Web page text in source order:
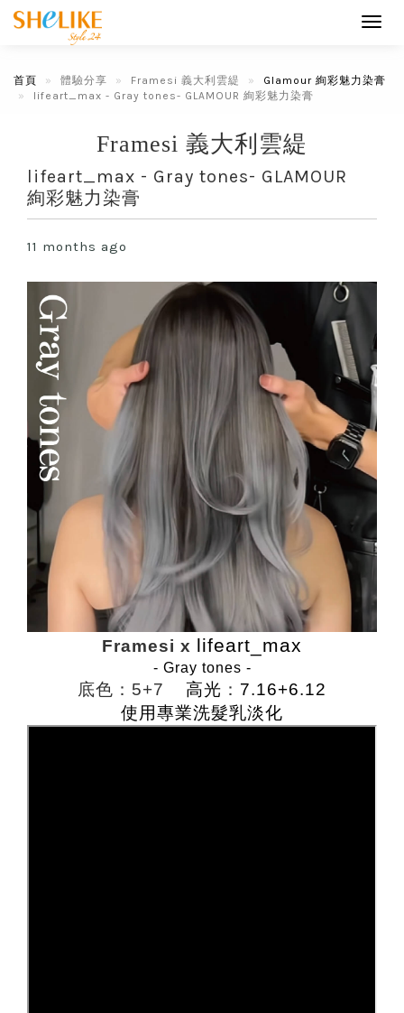
首頁 體驗分享 Framesi 義大利雲緹
Glamour 絢彩魅力染膏
lifeart_max - Gray tones- GLAMOUR 絢彩魅力染膏
Framesi 義大利雲緹
lifeart_max - Gray tones- GLAMOUR
絢彩魅力染膏
11 months ago
Framesi x lifeart_max
- Gray tones -
底色：5+7 高光 ： 7.16+6.12
使用專業洗髮乳淡化